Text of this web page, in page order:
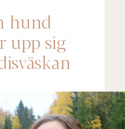
hund
upp sig
på det här!